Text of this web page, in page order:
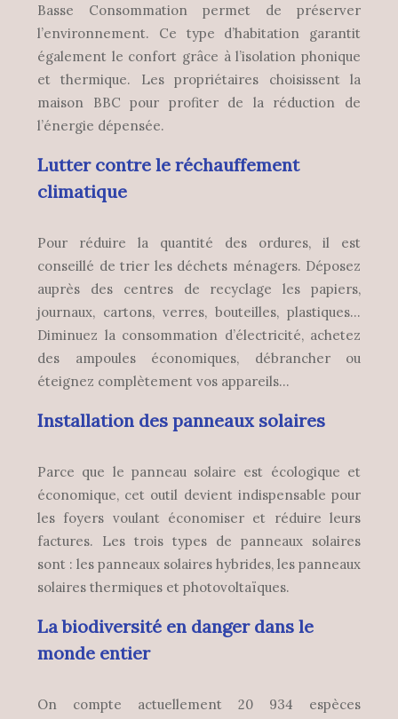
Basse Consommation permet de préserver
l’environnement. Ce type d’habitation garantit
également le confort grâce à l’isolation phonique
et thermique. Les propriétaires choisissent la
maison BBC pour profiter de la réduction de
l’énergie dépensée.
Lutter contre le réchauffement
climatique
Pour réduire la quantité des ordures, il est
conseillé de trier les déchets ménagers. Déposez
auprès des centres de recyclage les papiers,
journaux, cartons, verres, bouteilles, plastiques…
Diminuez la consommation d’électricité, achetez
des ampoules économiques, débrancher ou
éteignez complètement vos appareils…
Installation des panneaux solaires
Parce que le panneau solaire est écologique et
économique, cet outil devient indispensable pour
les foyers voulant économiser et réduire leurs
factures. Les trois types de panneaux solaires
sont : les panneaux solaires hybrides, les panneaux
solaires thermiques et photovoltaïques.
La biodiversité en danger dans le
monde entier
On compte actuellement 20 934 espèces